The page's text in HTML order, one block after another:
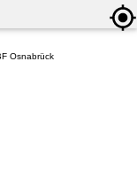
Osnabrück